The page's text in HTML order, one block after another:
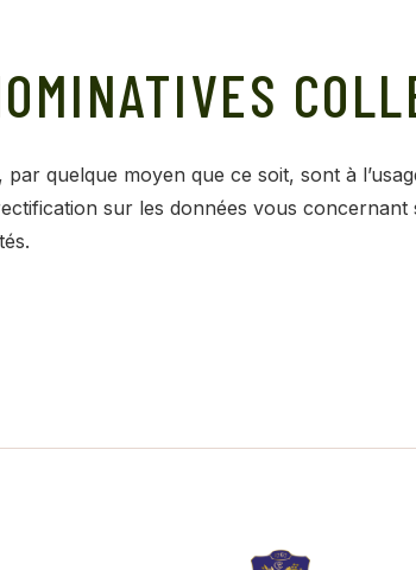
quelque moyen que ce soit, sont à
sur les données vous